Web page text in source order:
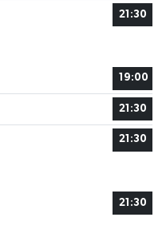
21:30
19:00
21:30
21:30
21:30